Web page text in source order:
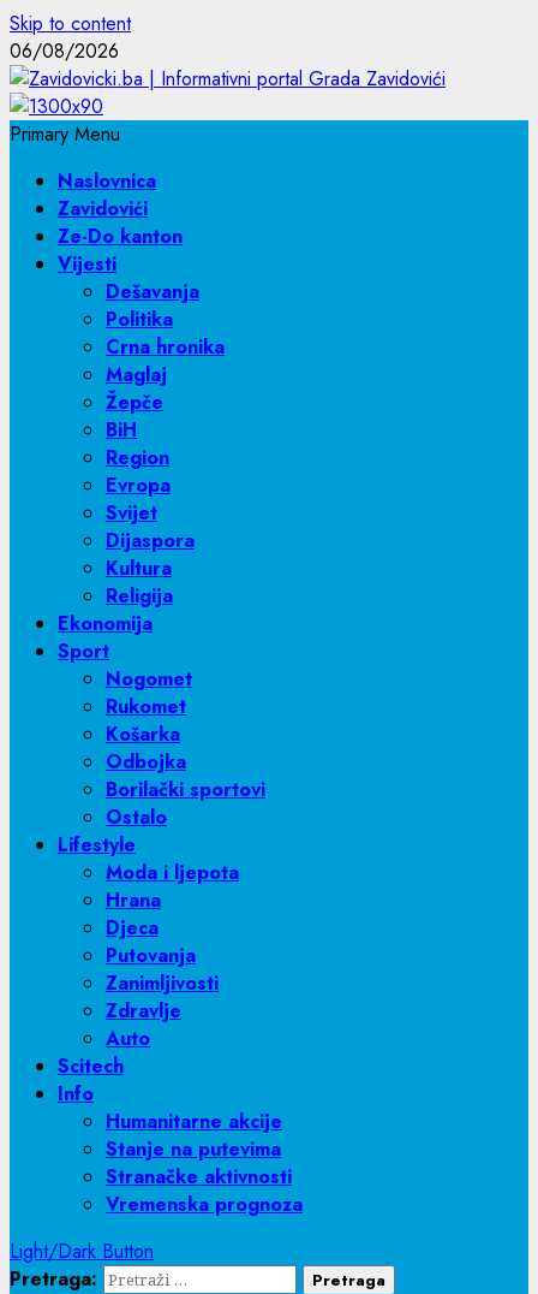
Skip to content
06/08/2026
Primary Menu
Naslovnica
Zavidovići
Ze-Do kanton
Vijesti
Dešavanja
Politika
Crna hronika
Maglaj
Žepče
BiH
Region
Evropa
Svijet
Dijaspora
Kultura
Religija
Ekonomija
Sport
Nogomet
Rukomet
Košarka
Odbojka
Borilački sportovi
Ostalo
Lifestyle
Moda i ljepota
Hrana
Djeca
Putovanja
Zanimljivosti
Zdravlje
Auto
Scitech
Info
Humanitarne akcije
Stanje na putevima
Stranačke aktivnosti
Vremenska prognoza
Light/Dark Button
Pretraga: